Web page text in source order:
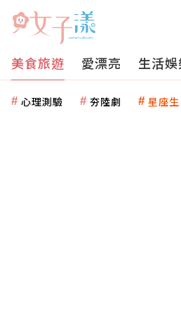
美食旅遊 愛漂亮 生活娛
心理測驗 夯陸劇 星座生